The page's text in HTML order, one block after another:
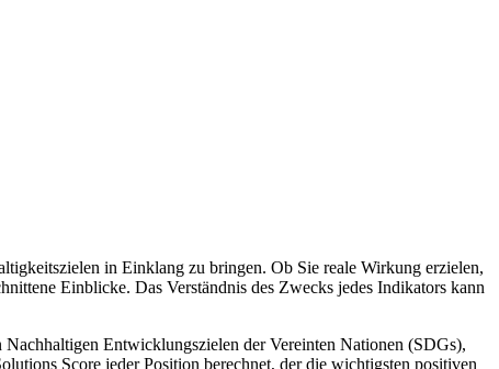
in Einklang zu bringen. Ob Sie reale Wirkung erzielen,
Einblicke. Das Verständnis des Zwecks jedes Indikators kann
Entwicklungszielen der Vereinten Nationen (SDGs),
Score jeder Position berechnet, der die wichtigsten positiven